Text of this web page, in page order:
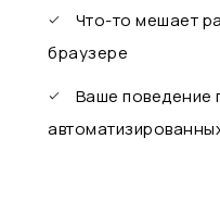
Что-то мешает
браузере
Ваше поведение